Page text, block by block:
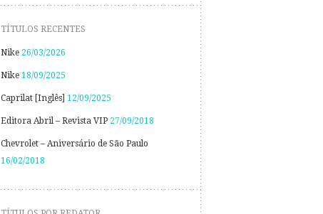
TÍTULOS RECENTES
Nike 26/03/2026
Nike 18/09/2025
Caprilat [Inglês] 12/09/2025
Editora Abril – Revista VIP 27/09/2018
Chevrolet – Aniversário de São Paulo
16/02/2018